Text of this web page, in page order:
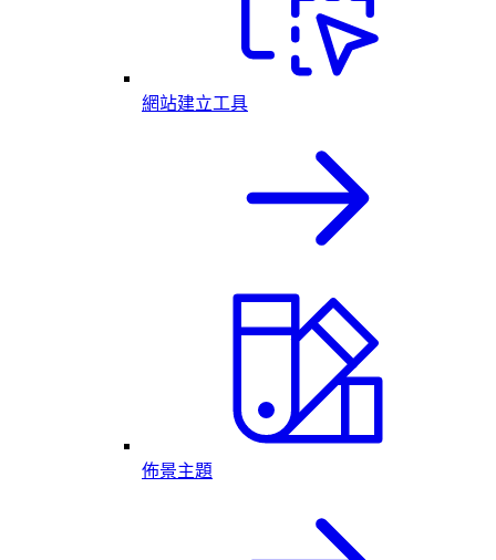
網站建立工具
佈景主題